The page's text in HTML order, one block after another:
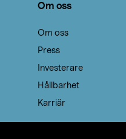
Om oss
Om oss
Press
Investerare
Hållbarhet
Karriär